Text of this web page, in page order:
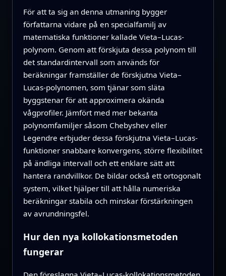
För att ta sig an denna utmaning bygger
författarna vidare på en specialfamilj av
matematiska funktioner kallade Vieta–Lucas-
polynom. Genom att förskjuta dessa polynom till
det standardintervall som används för
beräkningar framställer de förskjutna Vieta–
Lucas-polynomen, som tjänar som släta
byggstenar för att approximera okända
vågprofiler. Jämfört med mer bekanta
polynomfamiljer såsom Chebyshev eller
Legendre erbjuder dessa förskjutna Vieta–Lucas-
funktioner snabbare konvergens, större flexibilitet
på ändliga intervall och ett enklare sätt att
hantera randvillkor. De bildar också ett ortogonalt
system, vilket hjälper till att hålla numeriska
beräkningar stabila och minskar förstärkningen
av avrundningsfel.
Hur den nya kollokationsmetoden
fungerar